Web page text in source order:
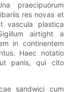
praecipuorum
res novas et
vascula plastica
airtight a
in continentem
Haec notatio
panis, qui cito
sandwici cum